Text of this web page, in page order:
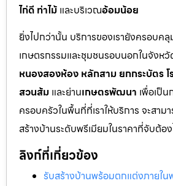
ไก่ดี ท่าไม้ และบริเวณอ้อมน้อย
ยิ่งไปกว่านั้น บริการของเรายังครอบค
เกษตรกรรมและชุมชนรอบนอกในจังห
หนองสองห้อง หลักสาม ยกกระบัตร โ
สวนส้ม และย่านเกษตรพัฒนา เพื่อเป็
ครอบครัวในพื้นที่ที่เราให้บริการ จะสาม
สร้างบ้านระดับพรีเมียมในราคาที่จับต้อ
ลิงก์ที่เกี่ยวข้อง
รับสร้างบ้านพร้อมตกแต่งภายใน